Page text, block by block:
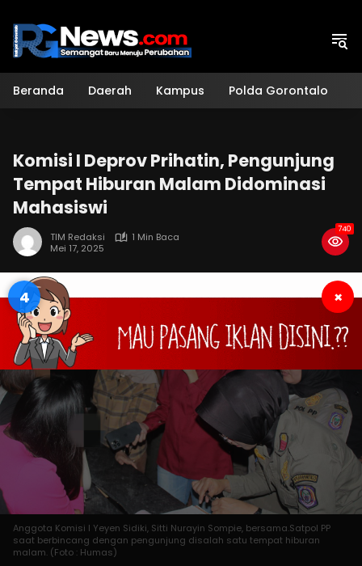
konten
Beranda Daerah Kampus Polda Gorontalo
Komisi I Deprov Prihatin, Pengunjung
Tempat Hiburan Malam Didominasi
Mahasiswi
TIM Redaksi
1 Min Baca
Mei 17, 2025
740
4 ×
Anggota Komisi I Yeyen Sidiki, Sitti Nurayin Sompie, bersama.Satpol PP
saat berbincang dengan pengunjung disalah satu tempat hiburan
malam. (Foto : Humas)